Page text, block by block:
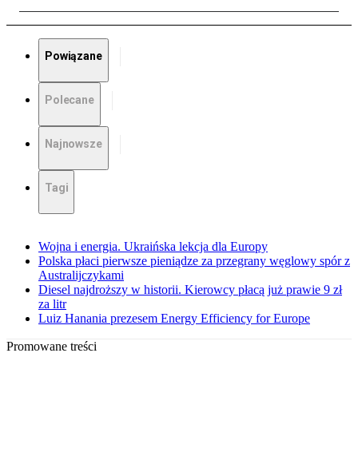
Powiązane
Polecane
Najnowsze
Tagi
Wojna i energia. Ukraińska lekcja dla Europy
Polska płaci pierwsze pieniądze za przegrany węglowy spór z
Australijczykami
Diesel najdroższy w historii. Kierowcy płacą już prawie 9 zł
za litr
Luiz Hanania prezesem Energy Efficiency for Europe
Promowane treści